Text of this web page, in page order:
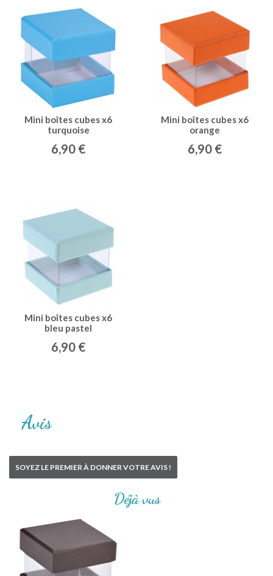
Mini boîtes cubes x6
turquoise
6,90 €
Mini boîtes cubes x6
orange
6,90 €
Mini boîtes cubes x6
bleu pastel
6,90 €
Avis
SOYEZ LE PREMIER À DONNER VOTRE AVIS !
Déjà vus